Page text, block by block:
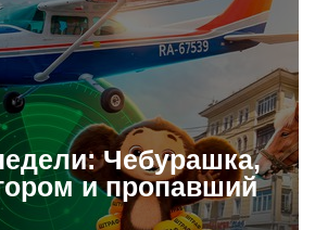
Чебурашка,
и пропавший